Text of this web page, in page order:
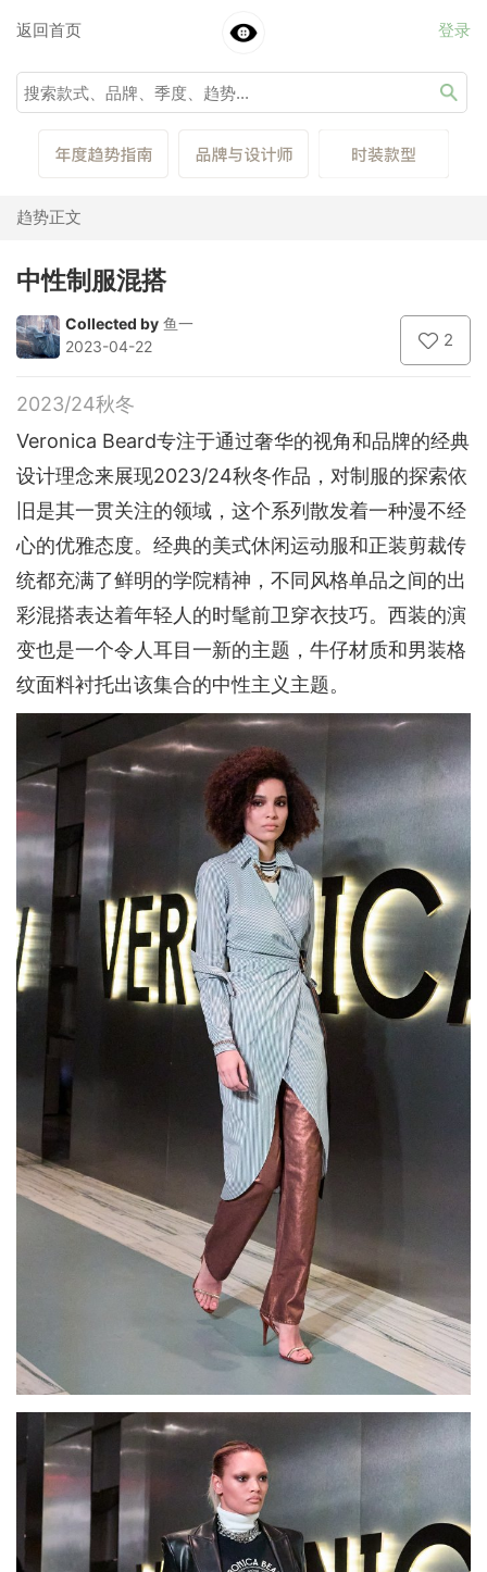
返回首页 登录
趋势正文
中性制服混搭
Collected by 鱼一
2023-04-22
2
2023/24秋冬
Veronica Beard专注于通过奢华的视角和品牌的经典
设计理念来展现2023/24秋冬作品，对制服的探索依
旧是其一贯关注的领域，这个系列散发着一种漫不经
心的优雅态度。经典的美式休闲运动服和正装剪裁传
统都充满了鲜明的学院精神，不同风格单品之间的出
彩混搭表达着年轻人的时髦前卫穿衣技巧。西装的演
变也是一个令人耳目一新的主题，牛仔材质和男装格
纹面料衬托出该集合的中性主义主题。